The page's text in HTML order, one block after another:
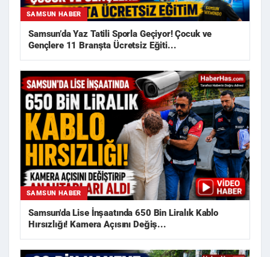
SAMSUN HABER
Samsun’da Yaz Tatili Sporla Geçiyor! Çocuk ve
Gençlere 11 Branşta Ücretsiz Eğiti...
SAMSUN HABER
Samsun'da Lise İnşaatında 650 Bin Liralık Kablo
Hırsızlığı! Kamera Açısını Değiş...